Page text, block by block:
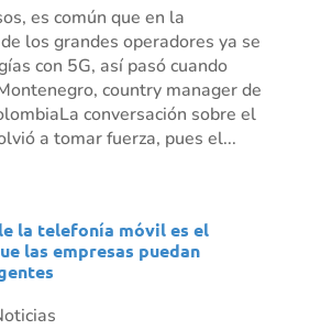
es común que en la
los grandes operadores ya se
con 5G, así pasó cuando
country manager de
conversación sobre el
a tomar fuerza, pues el...
la telefonía móvil es el
las empresas puedan